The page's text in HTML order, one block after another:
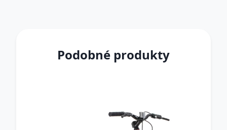
Podobné produkty